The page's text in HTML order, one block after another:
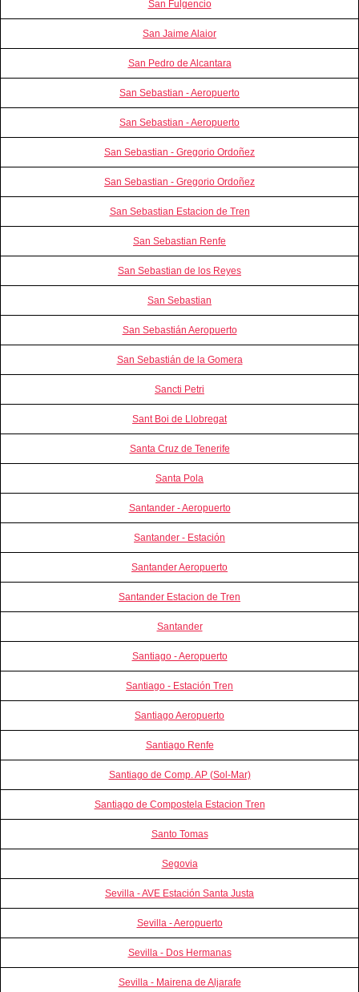
San Fulgencio
San Jaime Alaior
San Pedro de Alcantara
San Sebastian - Aeropuerto
San Sebastian - Aeropuerto
San Sebastian - Gregorio Ordoñez
San Sebastian - Gregorio Ordoñez
San Sebastian Estacion de Tren
San Sebastian Renfe
San Sebastian de los Reyes
San Sebastian
San Sebastián Aeropuerto
San Sebastián de la Gomera
Sancti Petri
Sant Boi de Llobregat
Santa Cruz de Tenerife
Santa Pola
Santander - Aeropuerto
Santander - Estación
Santander Aeropuerto
Santander Estacion de Tren
Santander
Santiago - Aeropuerto
Santiago - Estación Tren
Santiago Aeropuerto
Santiago Renfe
Santiago de Comp. AP (Sol-Mar)
Santiago de Compostela Estacion Tren
Santo Tomas
Segovia
Sevilla - AVE Estación Santa Justa
Sevilla - Aeropuerto
Sevilla - Dos Hermanas
Sevilla - Mairena de Aljarafe